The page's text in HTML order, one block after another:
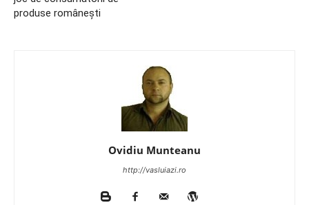
produse românești
Ovidiu Munteanu
http://vasluiazi.ro